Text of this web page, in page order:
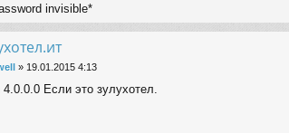
invisible*
» 19.01.2015 4:13
4.0.0.0 Если это зулухотел.